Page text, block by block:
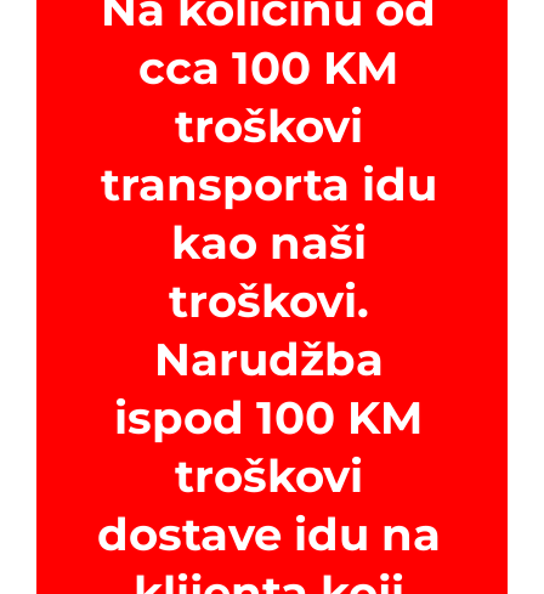
cca 100 KM
troškovi
transporta idu
kao naši
troškovi.
Narudžba
ispod 100 KM
troškovi
dostave idu na